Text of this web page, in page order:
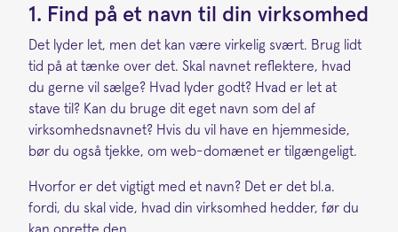
1. Find på et navn til din virksomhed
Det lyder let, men det kan være virkelig svært. Brug lidt
tid på at tænke over det. Skal navnet reflektere, hvad
du gerne vil sælge? Hvad lyder godt? Hvad er let at
stave til? Kan du bruge dit eget navn som del af
virksomhedsnavnet? Hvis du vil have en hjemmeside,
bør du også tjekke, om web-domænet er tilgængeligt.
Hvorfor er det vigtigt med et navn? Det er det bl.a.
fordi, du skal vide, hvad din virksomhed hedder, før du
kan oprette den.